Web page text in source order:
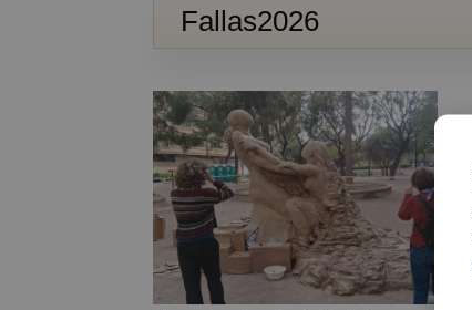
Fallas2026